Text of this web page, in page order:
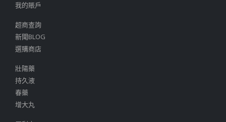
我的賬戶
超商查詢
新聞BLOG
選購商店
壯陽藥
持久液
春藥
增大丸